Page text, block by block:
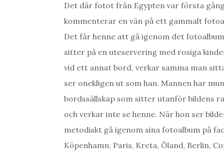
Det där fotot från Egypten var första
kommenterar en vän på ett gammalt
Det får henne att gå igenom det
sitter på en uteservering med rosiga
vid ett annat bord, verkar samma man
ser onekligen ut som han. Mannen har
bordssällskap som sitter utanför bildens
och verkar inte se henne. När hon ser
metodiskt gå igenom sina fotoalbum på
Köpenhamn, Paris, Kreta, Öland, Berlin,